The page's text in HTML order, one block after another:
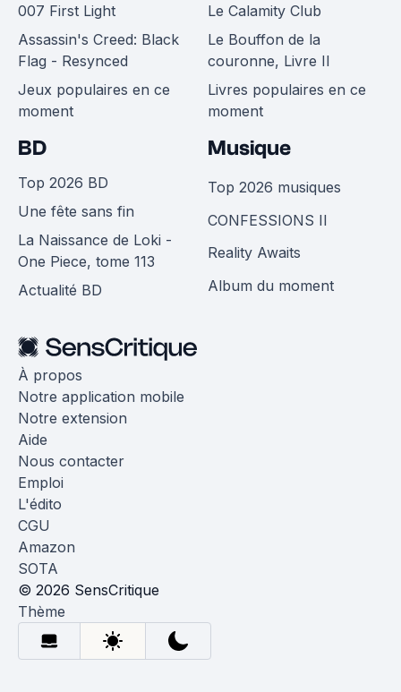
007 First Light
Assassin's Creed: Black
Flag - Resynced
Jeux populaires en ce
moment
Le Calamity Club
Le Bouffon de la
couronne, Livre II
Livres populaires en ce
moment
BD
Top 2026 BD
Une fête sans fin
La Naissance de Loki -
One Piece, tome 113
Actualité BD
Musique
Top 2026 musiques
CONFESSIONS II
Reality Awaits
Album du moment
À propos
Notre application mobile
Notre extension
Aide
Nous contacter
Emploi
L'édito
CGU
Amazon
SOTA
© 2026 SensCritique
Thème